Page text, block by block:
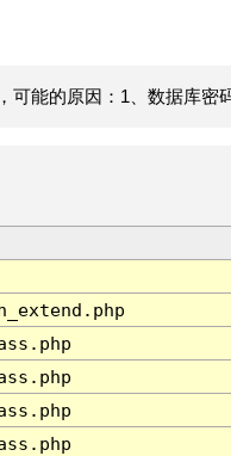
能的原因：1、数据库密